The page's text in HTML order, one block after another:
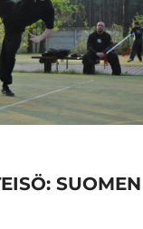
SUOMEN